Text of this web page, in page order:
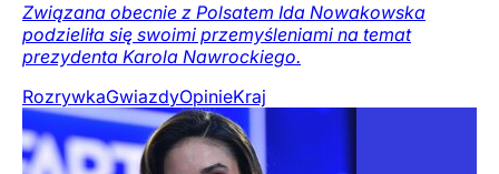
Związana obecnie z Polsatem Ida Nowakowska
podzieliła się swoimi przemyśleniami na temat
prezydenta Karola Nawrockiego.
RozrywkaGwiazdyOpinieKraj